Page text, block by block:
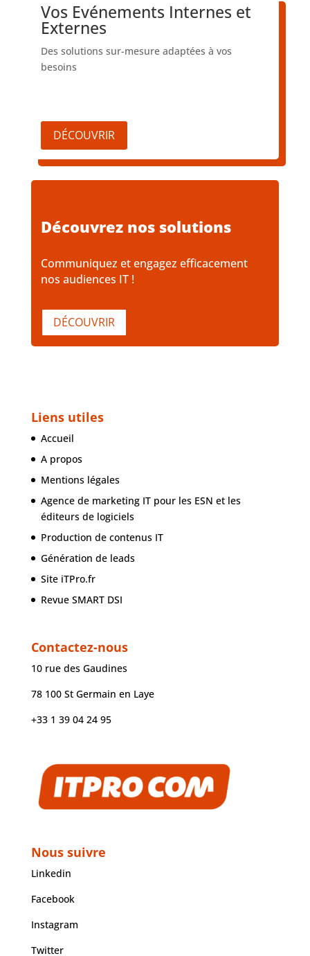
Vos Evénements Internes et
Externes
Des solutions sur-mesure adaptées à vos
besoins
DÉCOUVRIR
Découvrez nos solutions
Communiquez et engagez efficacement
nos audiences IT !
DÉCOUVRIR
Liens utiles
Accueil
A propos
Mentions légales
Agence de marketing IT pour les ESN et les
éditeurs de logiciels
Production de contenus IT
Génération de leads
Site iTPro.fr
Revue SMART DSI
Contactez-nous
10 rue des Gaudines
78 100 St Germain en Laye
+33 1 39 04 24 95
Nous suivre
Linkedin
Facebook
Instagram
Twitter